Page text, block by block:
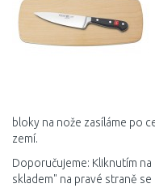
bloky na nože zasíláme po
zemí.
Doporučujeme: Kliknutím
skladem" na pravé straně